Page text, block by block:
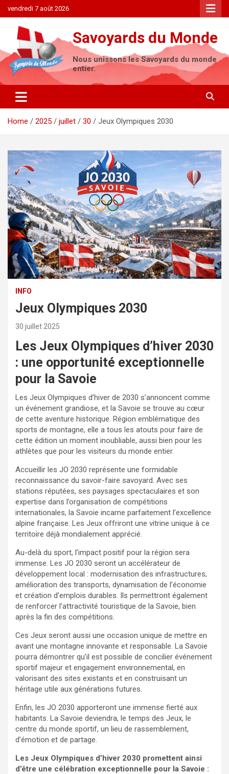
to
content
vendredi 7 août 2026
Savoyards du Monde
Nous unissons les Savoyards du monde
entier.
Home 2025 juillet 30 Jeux Olympiques 2030
INFO
Jeux Olympiques 2030
30 juillet 2025
Les Jeux Olympiques d’hiver 2030
: une opportunité exceptionnelle
pour la Savoie
Les Jeux Olympiques d’hiver de 2030 s’annoncent comme
un événement grandiose, et la Savoie se trouve au cœur
de cette aventure historique. Région emblématique des
sports de montagne, elle a tous les atouts pour faire de
cette édition un moment inoubliable, aussi bien pour les
athlètes que pour les visiteurs du monde entier.
Accueillir les JO 2030 représente une formidable
reconnaissance du savoir-faire savoyard. Avec ses
stations réputées, ses paysages spectaculaires et son
expertise dans l’organisation de compétitions
internationales, la Savoie incarne parfaitement l’excellence
alpine française. Les Jeux offriront une vitrine unique à ce
territoire déjà mondialement apprécié.
Au-delà du sport, l’impact positif pour la région sera
immense. Les JO 2030 seront un accélérateur de
développement local : modernisation des infrastructures,
amélioration des transports, dynamisation de l’économie
et création d’emplois durables. Ils permettront également
de renforcer l’attractivité touristique de la Savoie, bien
après la fin des compétitions.
Ces Jeux seront aussi une occasion unique de mettre en
avant une montagne innovante et responsable. La Savoie
pourra démontrer qu’il est possible de concilier événement
sportif majeur et engagement environnemental, en
valorisant des sites existants et en construisant un
héritage utile aux générations futures.
Enfin, les JO 2030 apporteront une immense fierté aux
habitants. La Savoie deviendra, le temps des Jeux, le
centre du monde sportif, un lieu de rassemblement,
d’émotion et de partage.
Les Jeux Olympiques d’hiver 2030 promettent ainsi
d’être une célébration exceptionnelle pour la Savoie :